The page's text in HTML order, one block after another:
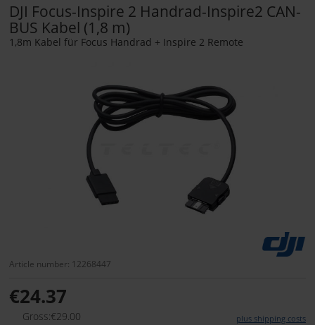
DJI Focus-Inspire 2 Handrad-Inspire2 CAN-
BUS Kabel (1,8 m)
1,8m Kabel für Focus Handrad + Inspire 2 Remote
Article number: 12268447
€24.37
Gross:€29.00 plus shipping costs